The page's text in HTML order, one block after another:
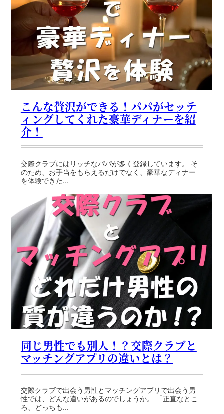
こんな贅沢ができる！パパがセッテ
ィングしてくれた豪華ディナーを紹
介！
交際クラブにはリッチなパパが多く登録しています。 そ
のため、お手当をもらえるだけでなく、豪華なディナー
を体験できた...
同じ男性でも別人！？交際クラブと
マッチングアプリの違いとは？
交際クラブで出会う男性とマッチングアプリで出会う男
性では、どんな違いがあるのでしょうか。 「正直なとこ
ろ、どっちも...